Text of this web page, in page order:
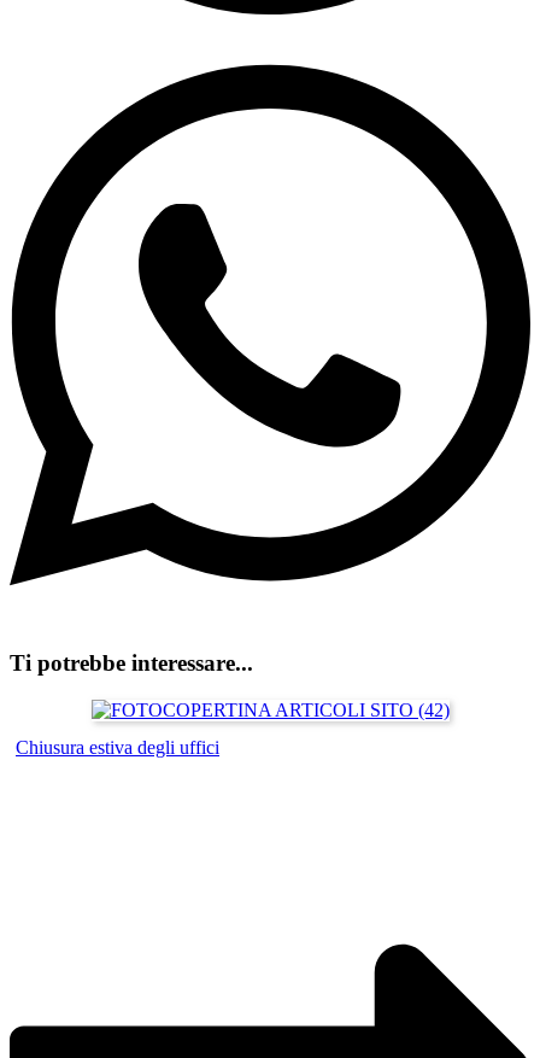
Ti potrebbe interessare...
Chiusura estiva degli uffici